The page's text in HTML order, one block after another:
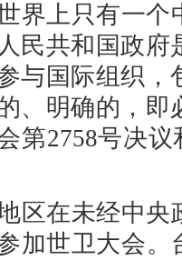
界上只有一个
民共和国政
与国际组织
、明确的，
第2758号决
区在未经中
加世卫大会。